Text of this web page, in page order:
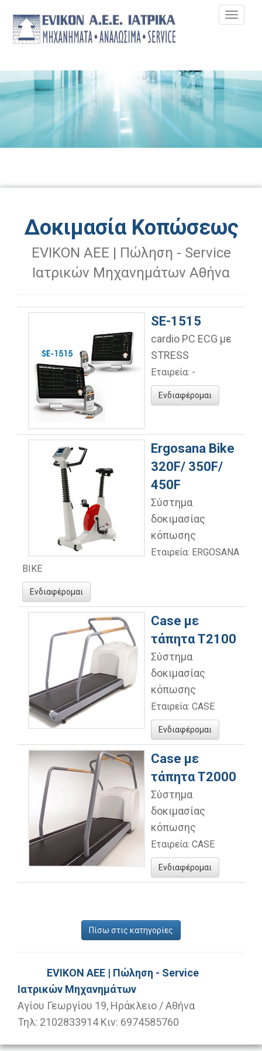
Δοκιμασία Κοπώσεως
EVIKON AEE | Πώληση - Service
Ιατρικών Μηχανημάτων Αθήνα
SE-1515
cardio PC ECG με
STRESS
Εταιρεία: -
Ενδιαφέρομαι
Ergosana Bike
320F/ 350F/
450F
Σύστημα
δοκιμασίας
κόπωσης
Εταιρεία: ERGOSANA
BIKE
Ενδιαφέρομαι
Case με
τάπητα Τ2100
Σύστημα
δοκιμασίας
κόπωσης
Εταιρεία: CASE
Ενδιαφέρομαι
Case με
τάπητα Τ2000
Σύστημα
δοκιμασίας
κόπωσης
Εταιρεία: CASE
Ενδιαφέρομαι
Πίσω στις κατηγορίες
EVIKON AEE | Πώληση - Service
Ιατρικών Μηχανημάτων
Αγίου Γεωργίου 19, Ηράκλειο / Αθήνα
Τηλ: 2102833914 Κιν: 6974585760